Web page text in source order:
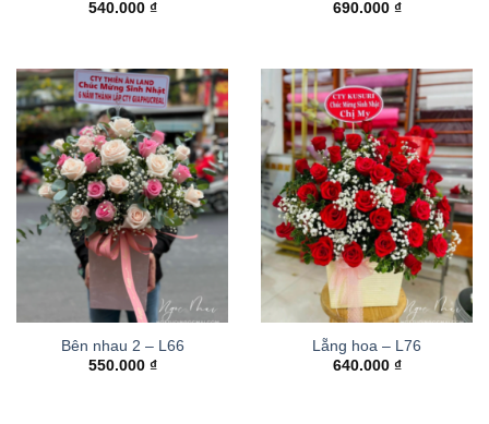
540.000 ₫ 690.000 ₫
Bên nhau 2 – L66
550.000 ₫
Lẵng hoa – L76
640.000 ₫